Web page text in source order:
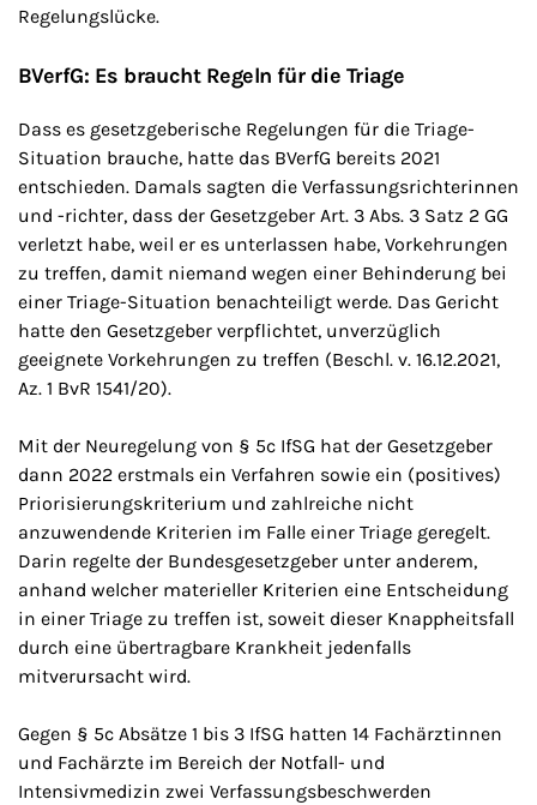
Regelungslücke.
BVerfG: Es braucht Regeln für die Triage
Dass es gesetzgeberische Regelungen für die Triage-
Situation brauche, hatte das BVerfG bereits 2021
entschieden. Damals sagten die Verfassungsrichterinnen
und -richter, dass der Gesetzgeber Art. 3 Abs. 3 Satz 2 GG
verletzt habe, weil er es unterlassen habe, Vorkehrungen
zu treffen, damit niemand wegen einer Behinderung bei
einer Triage-Situation benachteiligt werde. Das Gericht
hatte den Gesetzgeber verpflichtet, unverzüglich
geeignete Vorkehrungen zu treffen (Beschl. v. 16.12.2021,
Az. 1 BvR 1541/20).
Mit der Neuregelung von § 5c IfSG hat der Gesetzgeber
dann 2022 erstmals ein Verfahren sowie ein (positives)
Priorisierungskriterium und zahlreiche nicht
anzuwendende Kriterien im Falle einer Triage geregelt.
Darin regelte der Bundesgesetzgeber unter anderem,
anhand welcher materieller Kriterien eine Entscheidung
in einer Triage zu treffen ist, soweit dieser Knappheitsfall
durch eine übertragbare Krankheit jedenfalls
mitverursacht wird.
Gegen § 5c Absätze 1 bis 3 IfSG hatten 14 Fachärztinnen
und Fachärzte im Bereich der Notfall- und
Intensivmedizin zwei Verfassungsbeschwerden